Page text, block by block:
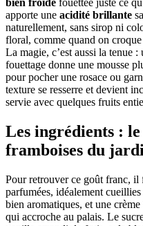
bien froide fouettée juste ce
apporte une acidité brillante
naturellement, sans sirop ni
floral, comme quand on
La magie, c’est aussi la tenue
fouettage donne une mousse
pour pocher une rosace ou
texture se resserre et devient
servie avec quelques fruits
Les ingrédients :
framboises du
Pour retrouver ce goût franc, il
parfumées, idéalement cueillies
bien aromatiques, et une
qui accroche au palais. Le